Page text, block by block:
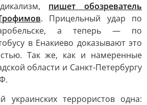
пишет обозреватель
. Прицельный удар по
а теперь — по
в Енакиево доказывают это
Так же, как и намеренные
области и Санкт-Петербургу
украинских террористов одна: